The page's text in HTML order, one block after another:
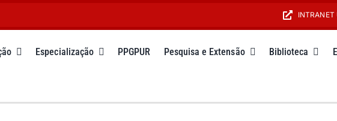
INTRANET
Especialização PPGPUR Pesquisa e Extensão Biblioteca